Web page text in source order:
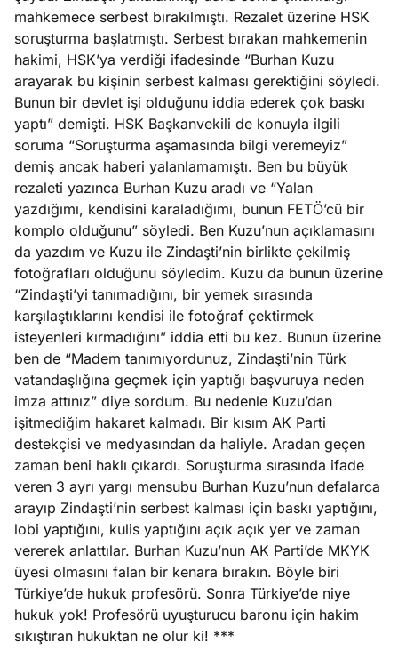
mahkemece serbest bırakılmıştı. Rezalet üzerine HSK
soruşturma başlatmıştı. Serbest bırakan mahkemenin
hakimi, HSK’ya verdiği ifadesinde “Burhan Kuzu
arayarak bu kişinin serbest kalması gerektiğini söyledi.
Bunun bir devlet işi olduğunu iddia ederek çok baskı
yaptı” demişti. HSK Başkanvekili de konuyla ilgili
soruma “Soruşturma aşamasında bilgi veremeyiz”
demiş ancak haberi yalanlamamıştı. Ben bu büyük
rezaleti yazınca Burhan Kuzu aradı ve “Yalan
yazdığımı, kendisini karaladığımı, bunun FETÖ’cü bir
komplo olduğunu” söyledi. Ben Kuzu’nun açıklamasını
da yazdım ve Kuzu ile Zindaşti’nin birlikte çekilmiş
fotoğrafları olduğunu söyledim. Kuzu da bunun üzerine
“Zindaşti’yi tanımadığını, bir yemek sırasında
karşılaştıklarını kendisi ile fotoğraf çektirmek
isteyenleri kırmadığını” iddia etti bu kez. Bunun üzerine
ben de “Madem tanımıyordunuz, Zindaşti’nin Türk
vatandaşlığına geçmek için yaptığı başvuruya neden
imza attınız” diye sordum. Bu nedenle Kuzu’dan
işitmediğim hakaret kalmadı. Bir kısım AK Parti
destekçisi ve medyasından da haliyle. Aradan geçen
zaman beni haklı çıkardı. Soruşturma sırasında ifade
veren 3 ayrı yargı mensubu Burhan Kuzu’nun defalarca
arayıp Zindaşti’nin serbest kalması için baskı yaptığını,
lobi yaptığını, kulis yaptığını açık açık yer ve zaman
vererek anlattılar. Burhan Kuzu’nun AK Parti’de MKYK
üyesi olmasını falan bir kenara bırakın. Böyle biri
Türkiye’de hukuk profesörü. Sonra Türkiye’de niye
hukuk yok! Profesörü uyuşturucu baronu için hakim
sıkıştıran hukuktan ne olur ki! ***